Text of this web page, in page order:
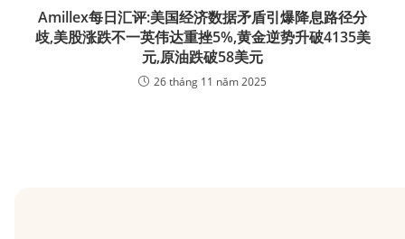
Amillex每日汇评:美国经济数据矛盾引爆降息路径分
歧,美股涨跌不一英伟达重挫5%,黄金逆势升破4135美
元,原油跌破58美元
26 tháng 11 năm 2025